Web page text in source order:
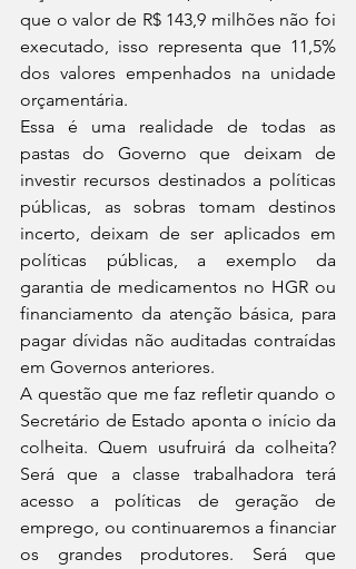
que o valor de R$ 143,9 milhões não foi
executado, isso representa que 11,5%
dos valores empenhados na unidade
orçamentária.
Essa é uma realidade de todas as
pastas do Governo que deixam de
investir recursos destinados a políticas
públicas, as sobras tomam destinos
incerto, deixam de ser aplicados em
políticas públicas, a exemplo da
garantia de medicamentos no HGR ou
financiamento da atenção básica, para
pagar dívidas não auditadas contraídas
em Governos anteriores.
A questão que me faz refletir quando o
Secretário de Estado aponta o início da
colheita. Quem usufruirá da colheita?
Será que a classe trabalhadora terá
acesso a políticas de geração de
emprego, ou continuaremos a financiar
os grandes produtores. Será que